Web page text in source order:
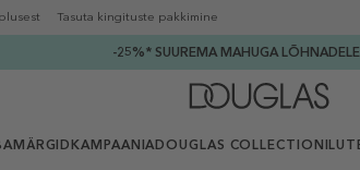
Tasuta kingituste pakkimine
-25%* SUUREMA MAHUGA LÕHNADELE
KAMPAANIADOUGLAS COLLECTION